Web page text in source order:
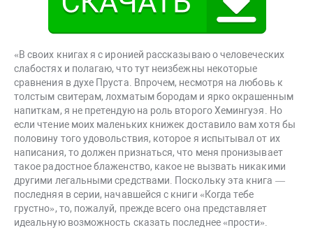
«В своих книгах я с иронией рассказываю о человеческих
слабостях и полагаю, что тут неизбежны некоторые
сравнения в духе Пруста. Впрочем, несмотря на любовь к
толстым свитерам, лохматым бородам и ярко окрашенным
напиткам, я не претендую на роль второго Хемингуэя. Но
если чтение моих маленьких книжек доставило вам хотя бы
половину того удовольствия, которое я испытывал от их
написания, то должен признаться, что меня пронизывает
такое радостное блаженство, какое не вызвать никакими
другими легальными средствами. Поскольку эта книга —
последняя в серии, начавшейся с книги «Когда тебе
грустно», то, пожалуй, прежде всего она представляет
идеальную возможность сказать последнее «прости».